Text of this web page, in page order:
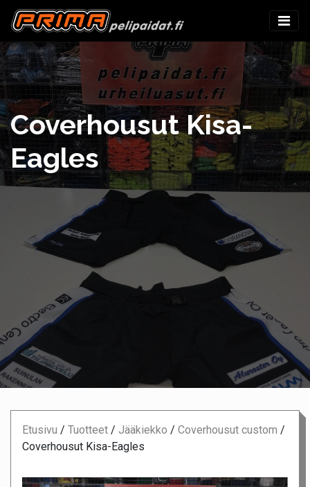
Coverhousut Kisa-
Eagles
Etusivu / Tuotteet / Jääkiekko / Coverhousut custom /
Coverhousut Kisa-Eagles